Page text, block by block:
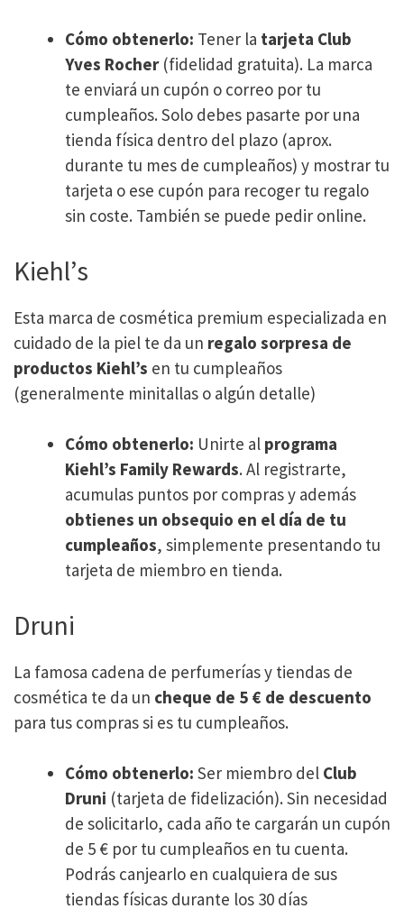
Cómo obtenerlo: Tener la tarjeta Club
Yves Rocher(fidelidad gratuita). La marca
te enviará un cupón o correo por tu
cumpleaños. Solo debes pasarte por una
tienda física dentro del plazo (aprox.
durante tu mes de cumpleaños) y mostrar tu
tarjeta o ese cupón para recoger tu regalo
sin coste. También se puede pedir online.
Kiehl’s
Esta marca de cosmética premium especializada en
cuidado de la piel te da un regalo sorpresa de
productos Kiehl’s en tu cumpleaños
(generalmente minitallas o algún detalle)
Cómo obtenerlo: Unirte al programa
Kiehl’s Family Rewards. Al registrarte,
acumulas puntos por compras y además
obtienes un obsequio en el día de tu
cumpleaños, simplemente presentando tu
tarjeta de miembro en tienda.
Druni
La famosa cadena de perfumerías y tiendas de
cosmética te da un cheque de 5 € de descuento
para tus compras si es tu cumpleaños.
Cómo obtenerlo: Ser miembro del Club
Druni (tarjeta de fidelización). Sin necesidad
de solicitarlo, cada año te cargarán un cupón
de 5 € por tu cumpleaños en tu cuenta.
Podrás canjearlo en cualquiera de sus
tiendas físicas durante los 30 días